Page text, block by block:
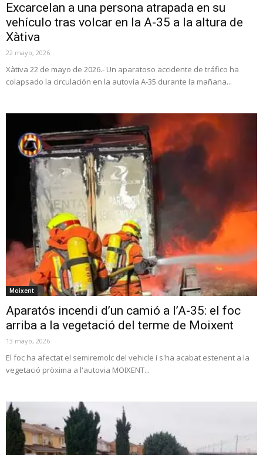
Excarcelan a una persona atrapada en su
vehículo tras volcar en la A-35 a la altura de
Xàtiva
22 mayo, 2026
Xàtiva 22 de mayo de 2026.- Un aparatoso accidente de tráfico ha
colapsado la circulación en la autovía A-35 durante la mañana...
Moixent
Aparatós incendi d’un camió a l’A-35: el foc
arriba a la vegetació del terme de Moixent
13 mayo, 2026
El foc ha afectat el semiremolc del vehicle i s'ha acabat estenent a la
vegetació pròxima a l'autovia MOIXENT...